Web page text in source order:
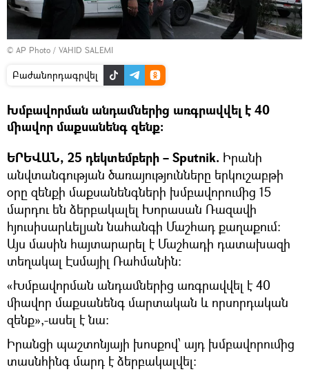
© AP Photo / VAHID SALEMI
Բաժանորդագրվել
Խմբավորման անդամներից առգրավվել է 40
միավոր մաքսանենգ զենք։
ԵՐԵՎԱՆ, 25 դեկտեմբերի – Sputnik. Իրանի
անվտանգության ծառայությունները երկուշաբթի
օրը զենքի մաքսանենգների խմբավորումից 15
մարդու են ձերբակալել Խորասան Ռազավի
հյուսիսարևելյան նահանգի Մաշհադ քաղաքում:
Այս մասին հայտարարել է Մաշհադի դատախազի
տեղակալ Էսմայիլ Ռահմանին։
«Խմբավորման անդամներից առգրավվել է 40
միավոր մաքսանենգ մարտական և որսորդական
զենք»,-ասել է նա:
Իրանցի պաշտոնյայի խոսքով՝ այդ խմբավորումից
տասնհինգ մարդ է ձերբակալվել։